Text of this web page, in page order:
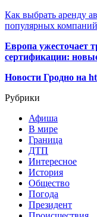
Как выбрать аренду
популярных компаний
Европа ужесточает
сертификации:
Новости Гродно на
Рубрики
Афиша
В мире
Граница
ДТП
Интересное
История
Общество
Погода
Президент